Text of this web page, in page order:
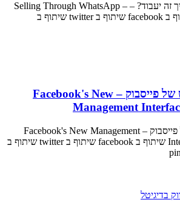
מכירה דרך ווטסאפ – איך זה יעבוד? – Selling Through WhatsApp –
How Will It Work שיתוף ב facebook שיתוף ב twitter שיתוף ב
ממשק הניהול החדש של פייסבוק – Facebook's New
Management
ממשק הניהול החדש של פייסבוק – Facebook's New Management
Interface – Business Suite שיתוף ב facebook שיתוף ב twitter שיתוף ב